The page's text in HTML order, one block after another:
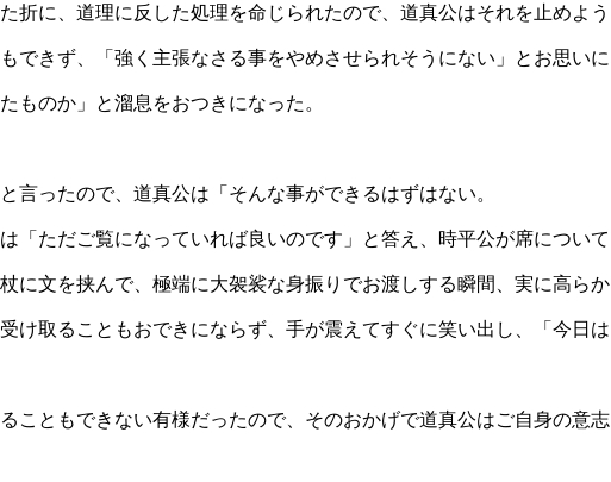
折に、道理に反した処理を命じられたので、道真公はそれを止めよう
できず、「強く主張なさる事をやめさせられそうにない」とお思いに
ものか」と溜息をおつきになった。
言ったので、道真公は「そんな事ができるはずはない。
「ただご覧になっていれば良いのです」と答え、時平公が席について
に文を挟んで、極端に大袈裟な身振りでお渡しする瞬間、実に高らか
け取ることもおできにならず、手が震えてすぐに笑い出し、「今日は
こともできない有様だったので、そのおかげで道真公はご自身の意志